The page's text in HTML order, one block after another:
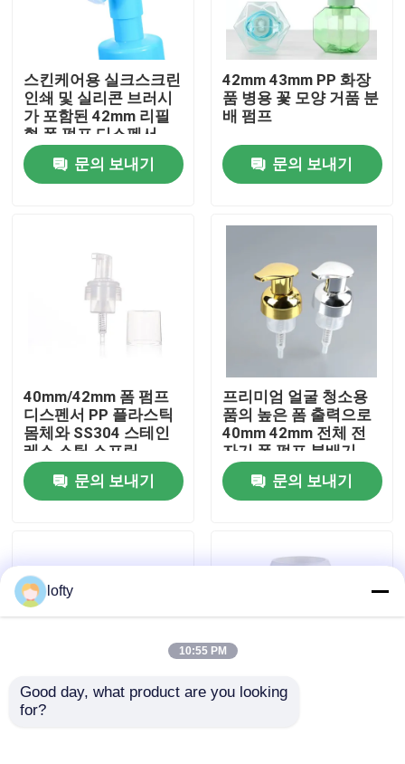
우리에 대하여
공장 여행
연락주세요
경우
스킨케어용 실크스크린
인쇄 및 실리콘 브러시
가 포함된 42mm 리필
형 폼 펌프 디스펜서
문의 보내기
42mm 43mm PP 화장
품 병용 꽃 모양 거품 분
배 펌프
문의 보내기
40mm/42mm 폼 펌프
디스펜서 PP 플라스틱
몸체와 SS304 스테인
레스 스틸 스프링
문의 보내기
프리미엄 얼굴 청소용
품의 높은 폼 출력으로
40mm 42mm 전체 전
자기 폼 펌프 분배기
문의 보내기
28/410 얼굴 및 신체 관
lofty
10:55 PM
Good day, what product are you looking
for?